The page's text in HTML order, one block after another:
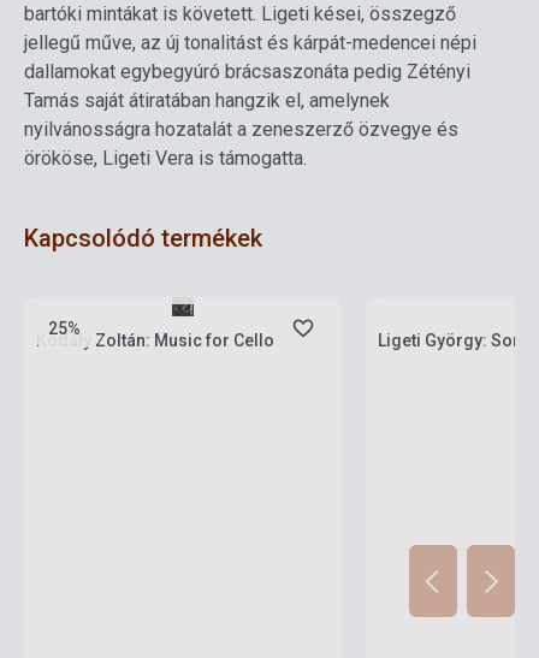
bartóki mintákat is követett. Ligeti kései, összegző
jellegű műve, az új tonalitást és kárpát-medencei népi
dallamokat egybegyúró brácsaszonáta pedig Zétényi
Tamás saját átiratában hangzik el, amelynek
nyilvánosságra hozatalát a zeneszerző özvegye és
örököse, Ligeti Vera is támogatta.
Kapcsolódó termékek
25%
Kodály Zoltán: Music for Cello Ligeti György: